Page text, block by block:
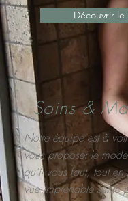
Découvrir le
Soins &
Notre équipe est à
vous proposer le
qu’il vous faut, tout en
vue imprenable sur le